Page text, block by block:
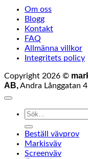
Om oss
Blogg
Kontakt
FAQ
Allmänna villkor
Integritets policy
Copyright 2026 ©
AB,Andra Långgatan
Sök
Beställ vävprov
Markisväv
Screenväv